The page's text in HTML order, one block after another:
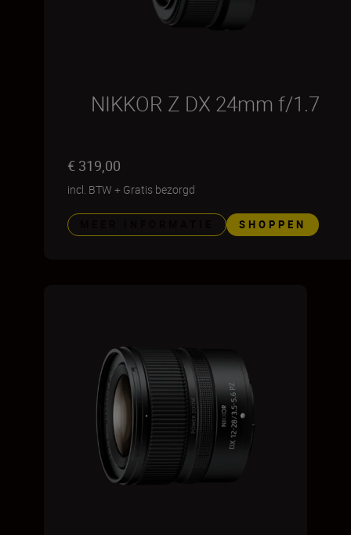
NIKKOR Z DX 24mm f/1.7
€ 319,00
incl. BTW + Gratis bezorgd
SHOPPEN